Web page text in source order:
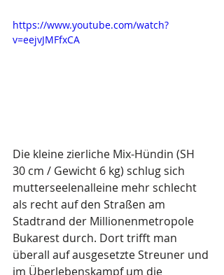
https://www.youtube.com/watch?
v=eejvJMFfxCA
Die kleine zierliche Mix-Hündin (SH
30 cm / Gewicht 6 kg) schlug sich
mutterseelenalleine mehr schlecht
als recht auf den Straßen am
Stadtrand der Millionenmetropole
Bukarest durch. Dort trifft man
überall auf ausgesetzte Streuner und
im Überlebenskampf um die